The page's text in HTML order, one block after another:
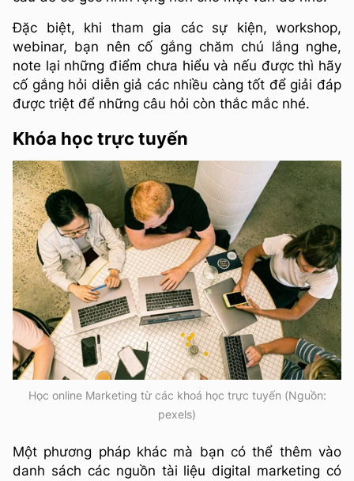
Đặc biệt, khi tham gia các sự kiện, workshop,
webinar, bạn nên cố gắng chăm chú lắng nghe,
note lại những điểm chưa hiểu và nếu được thì hãy
cố gắng hỏi diễn giả các nhiều càng tốt để giải đáp
được triệt để những câu hỏi còn thắc mắc nhé.
Khóa học trực tuyến
Học online Marketing từ các khoá học trực tuyến (Nguồn:
pexels)
Một phương pháp khác mà bạn có thể thêm vào
danh sách các nguồn tài liệu digital marketing có